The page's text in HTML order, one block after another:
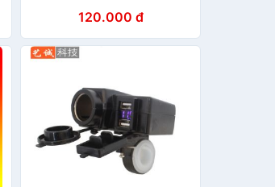
120.000 đ